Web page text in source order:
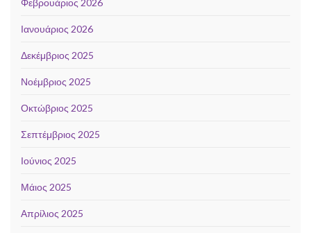
Φεβρουάριος 2026
Ιανουάριος 2026
Δεκέμβριος 2025
Νοέμβριος 2025
Οκτώβριος 2025
Σεπτέμβριος 2025
Ιούνιος 2025
Μάιος 2025
Απρίλιος 2025